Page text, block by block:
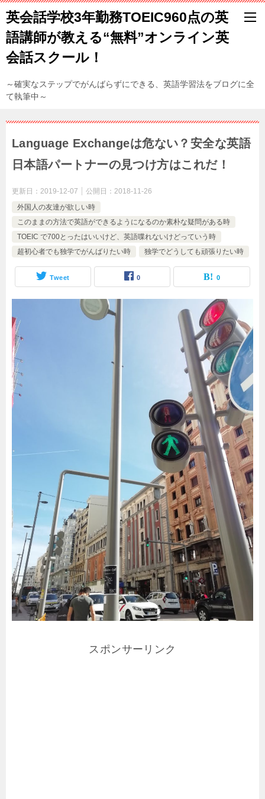
英会話学校3年勤務TOEIC960点の英
語講師が教える“無料”オンライン英
会話スクール！
～確実なステップでがんばらずにできる、英語学習法をブログに全
て執筆中～
Language Exchangeは危ない？安全な英語
日本語パートナーの見つけ方はこれだ！
更新日： 2019-12-07 公開日： 2018-11-26
外国人の友達が欲しい時
このままの方法で英語ができるようになるのか素朴な疑問がある時
TOEIC で700とったはいいけど、英語喋れないけどっていう時
超初心者でも独学でがんばりたい時
独学でどうしても頑張りたい時
Tweet 0 0
スポンサーリンク